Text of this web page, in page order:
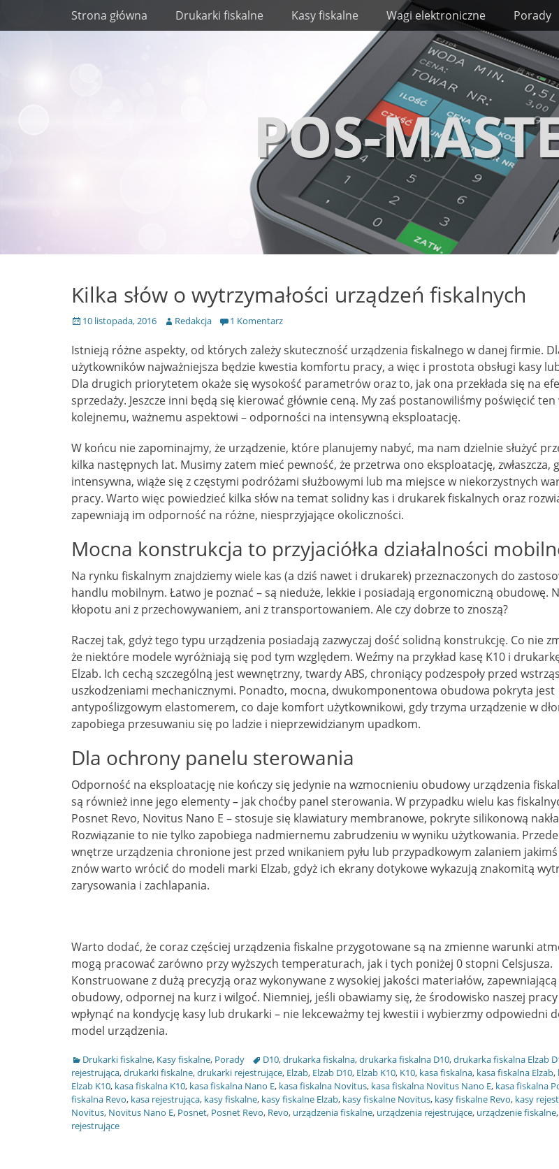
Wyświetl
zawartość
Menu
Strona główna Drukarki fiskalne Kasy fiskalne Wagi elektroniczne Porady
POS-
Kilka słów o wytrzymałości urządzeń fiskalnych
Opublikowano
10 listopada, 2016 AutorRedakcja 1 Komentarz
Istnieją różne aspekty, od których zależy skuteczność urządzenia fiskalnego w danej firmie.
użytkowników najważniejsza będzie kwestia komfortu pracy, a więc i prostota obsługi kasy
Dla drugich priorytetem okaże się wysokość parametrów oraz to, jak ona przekłada się na
sprzedaży. Jeszcze inni będą się kierować głównie ceną. My zaś postanowiliśmy poświęcić ten
kolejnemu, ważnemu aspektowi – odporności na intensywną eksploatację.
W końcu nie zapominajmy, że urządzenie, które planujemy nabyć, ma nam dzielnie służyć
kilka następnych lat. Musimy zatem mieć pewność, że przetrwa ono eksploatację, zwłaszcza,
intensywna, wiąże się z częstymi podróżami służbowymi lub ma miejsce w niekorzystnych
pracy. Warto więc powiedzieć kilka słów na temat solidny kas i drukarek fiskalnych oraz
zapewniają im odporność na różne, niesprzyjające okoliczności.
Mocna konstrukcja to przyjaciółka działalności
Na rynku fiskalnym znajdziemy wiele kas (a dziś nawet i drukarek) przeznaczonych do
handlu mobilnym. Łatwo je poznać – są nieduże, lekkie i posiadają ergonomiczną obudowę.
kłopotu ani z przechowywaniem, ani z transportowaniem. Ale czy dobrze to znoszą?
Raczej tak, gdyż tego typu urządzenia posiadają zazwyczaj dość solidną konstrukcję. Co nie
że niektóre modele wyróżniają się pod tym względem. Weźmy na przykład kasę K10 i
Elzab. Ich cechą szczególną jest wewnętrzny, twardy ABS, chroniący podzespoły przed
uszkodzeniami mechanicznymi. Ponadto, mocna, dwukomponentowa obudowa pokryta jest
antypoślizgowym elastomerem, co daje komfort użytkownikowi, gdy trzyma urządzenie w
zapobiega przesuwaniu się po ladzie i nieprzewidzianym upadkom.
Dla ochrony panelu sterowania
Odporność na eksploatację nie kończy się jedynie na wzmocnieniu obudowy urządzenia
są również inne jego elementy – jak choćby panel sterowania. W przypadku wielu kas
Posnet Revo, Novitus Nano E – stosuje się klawiatury membranowe, pokryte silikonową
Rozwiązanie to nie tylko zapobiega nadmiernemu zabrudzeniu w wyniku użytkowania.
wnętrze urządzenia chronione jest przed wnikaniem pyłu lub przypadkowym zalaniem jakimś
znów warto wrócić do modeli marki Elzab, gdyż ich ekrany dotykowe wykazują znakomitą
zarysowania i zachlapania.
Warto dodać, że coraz częściej urządzenia fiskalne przygotowane są na zmienne warunki
mogą pracować zarówno przy wyższych temperaturach, jak i tych poniżej 0 stopni Celsjusza.
Konstruowane z dużą precyzją oraz wykonywane z wysokiej jakości materiałów, zapewniającą
obudowy, odpornej na kurz i wilgoć. Niemniej, jeśli obawiamy się, że środowisko naszej pracy
wpłynąć na kondycję kasy lub drukarki – nie lekceważmy tej kwestii i wybierzmy odpowiedni
model urządzenia.
Kategorie
Drukarki fiskalne, Kasy fiskalne, Porady TagiD10,drukarka fiskalna,drukarka fiskalna D10,drukarka fiskalna Elzab
rejestrująca,drukarki fiskalne,drukarki rejestrujące, Elzab, Elzab D10, Elzab K10, K10, kasa fiskalna, kasa fiskalna Elzab,
Elzab K10, kasa fiskalna K10, kasa fiskalna Nano E, kasa fiskalna Novitus, kasa fiskalna Novitus Nano E, kasa fiskalna
fiskalna Revo, kasa rejestrująca, kasy fiskalne, kasy fiskalne Elzab, kasy fiskalne Novitus, kasy fiskalne Revo, kasy
Novitus, Novitus Nano E, Posnet, Posnet Revo, Revo, urządzenia fiskalne, urządzenia rejestrujące, urządzenie fiskalne,
rejestrujące